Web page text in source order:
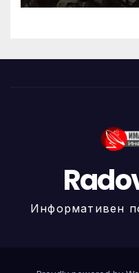
Информативен